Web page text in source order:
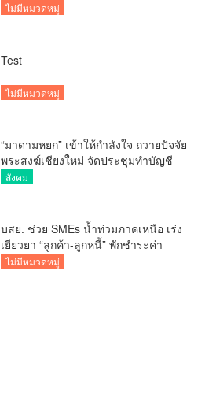
ไม่มีหมวดหมู่
Test
ไม่มีหมวดหมู่
“มาดามหยก” เข้าให้กำลังใจ ถวายปัจจัย
พระสงฆ์เชียงใหม่ จัดประชุมทำบัญชี
รายรับรายจ่ายของวัด กว่า 300 รูป ที่วัด
สังคม
บสย. ช่วย SMEs น้ำท่วมภาคเหนือ เร่ง
เยียวยา “ลูกค้า-ลูกหนี้” พักชำระค่า
ธรรมเนียม-ค่างวด
ไม่มีหมวดหมู่